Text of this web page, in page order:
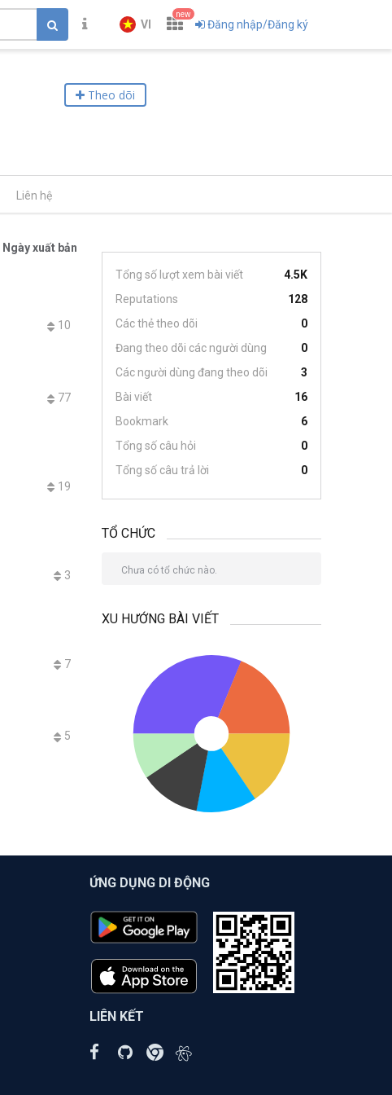
VI
new
Đăng nhập/Đăng ký
Theo dõi
Liên hệ
Ngày xuất bản
10
77
19
3
7
5
Tổng số lượt xem bài viết
4.5K
Reputations
128
Các thẻ theo dõi
0
Đang theo dõi các người dùng
0
Các người dùng đang theo dõi
3
Bài viết
16
Bookmark
6
Tổng số câu hỏi
0
Tổng số câu trả lời
0
TỔ CHỨC
Chưa có tổ chức nào.
XU HƯỚNG BÀI VIẾT
ỨNG DỤNG DI ĐỘNG
LIÊN KẾT